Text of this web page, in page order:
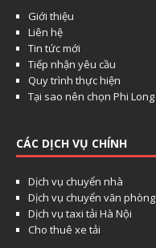
Giới thiệu
Liên hệ
Tin tức mới
Tiếp nhận yêu cầu
Quy trình thực hiện
Tại sao nên chọn Phi Long
CÁC DỊCH VỤ CHÍNH
Dịch vụ chuyển nhà
Dịch vụ chuyển văn phòng
Dịch vụ taxi tải Hà Nội
Cho thuê xe tải